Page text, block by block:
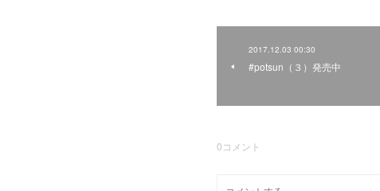
2017.12.03 00:30
#potsun（３）発売中
0コメント